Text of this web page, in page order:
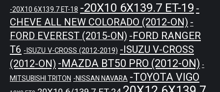
-20X10 6X139.7 ET-18 -20X10 6X139.7 ET-19 -
CHEVE ALL NEW COLORADO (2012-ON) -
FORD EVEREST (2015-ON) -FORD RANGER
T6 -ISUZU V-CROSS (2012-2019) -ISUZU V-CROSS
(2012-ON) -MAZDA BT50 PRO (2012-ON) -
MITSUBISHI TRITON -NISSAN NAVARA -TOYOTA VIGO